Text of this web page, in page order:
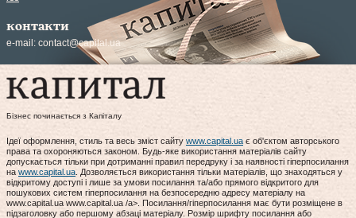
контакти
e-mail: contact@capital.ua
Бізнес починається з Капіталу
Ідеї оформлення, стиль та весь зміст сайту www.capital.ua є об'єктом авторського
права та охороняються законом. Будь-яке використання матеріалів сайту
допускається тільки при дотриманні правил передруку і за наявності гіперпосилання
наwww.capital.ua. Дозволяється використання тільки матеріалів, що знаходяться у
відкритому доступі і лише за умови посилання та/або прямого відкритого для
пошукових систем гіперпосилання на безпосередню адресу матеріалу на
www.capital.ua www.capital.ua /a>. Посилання/гіперпосилання має бути розміщене в
підзаголовку або першому абзаці матеріалу. Розмір шрифту посилання або